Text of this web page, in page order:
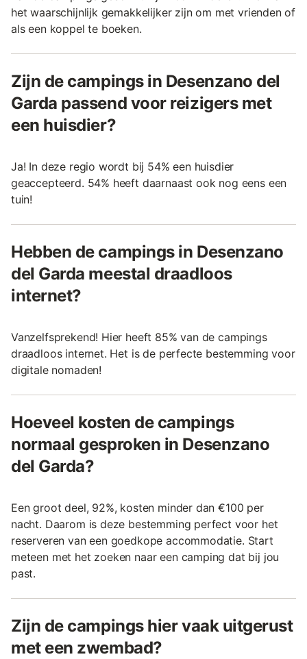
het waarschijnlijk gemakkelijker zijn om met vrienden of
als een koppel te boeken.
Zijn de campings in Desenzano del
Garda passend voor reizigers met
een huisdier?
Ja! In deze regio wordt bij 54% een huisdier
geaccepteerd. 54% heeft daarnaast ook nog eens een
tuin!
Hebben de campings in Desenzano
del Garda meestal draadloos
internet?
Vanzelfsprekend! Hier heeft 85% van de campings
draadloos internet. Het is de perfecte bestemming voor
digitale nomaden!
Hoeveel kosten de campings
normaal gesproken in Desenzano
del Garda?
Een groot deel, 92%, kosten minder dan €100 per
nacht. Daarom is deze bestemming perfect voor het
reserveren van een goedkope accommodatie. Start
meteen met het zoeken naar een camping dat bij jou
past.
Zijn de campings hier vaak uitgerust
met een zwembad?